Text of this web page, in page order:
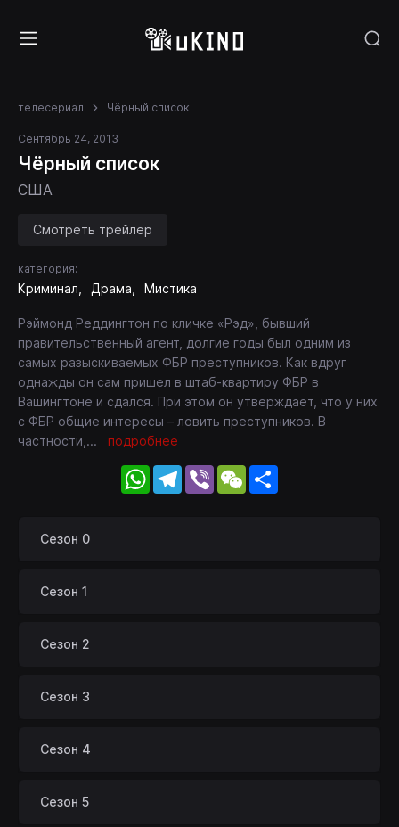
телесериал Чёрный список
Сентябрь 24, 2013
Чёрный список
США
Смотреть трейлер
категория:
Криминал Драма Мистика
Рэймонд Реддингтон по кличке «Рэд», бывший
правительственный агент, долгие годы был одним из
самых разыскиваемых ФБР преступников. Как вдруг
однажды он сам пришел в штаб-квартиру ФБР в
Вашингтоне и сдался. При этом он утверждает, что у них
с ФБР общие интересы – ловить преступников. В
частности, ... подробнее
WhatsApp
Telegram
Viber WeChat
Сезон 0
Сезон 1
Сезон 2
Сезон 3
Сезон 4
Сезон 5